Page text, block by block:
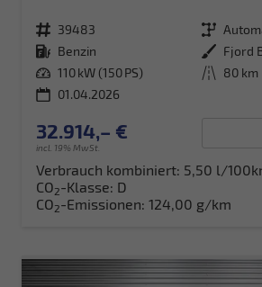
Fahrzeugnr. 39483 Getriebe
Kraftstoff Benzin Außenfarbe Fjord
Leistung 110 kW (150 PS) Kilometerstand 80 km
01.04.2026
32.914,– €
incl. 19% MwSt.
Verbrauch kombiniert: 5,50 l/
CO2-Klasse: D
CO2-Emissionen: 124,00 g/km